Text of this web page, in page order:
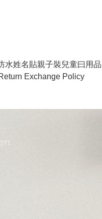
水姓名貼親子裝兒童曰用品
Exchange Policy